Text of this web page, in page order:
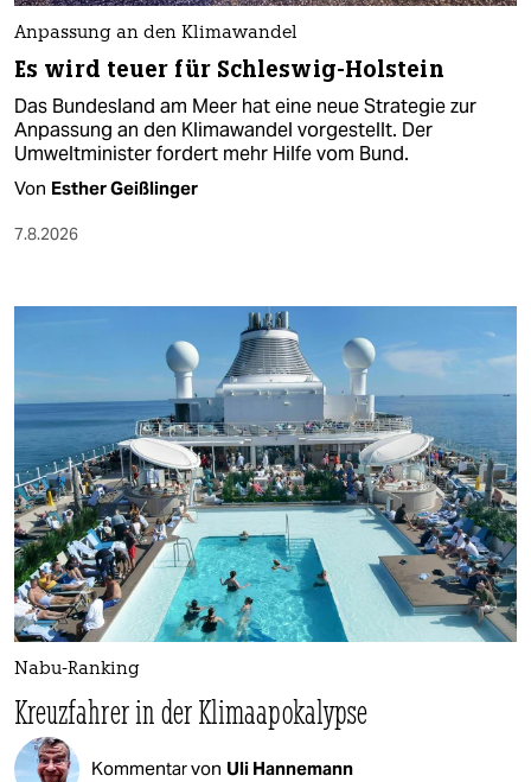
Anpassung an den Klimawandel
Es wird teuer für Schleswig-Holstein
Das Bundesland am Meer hat eine neue Strategie zur
Anpassung an den Klimawandel vorgestellt. Der
Umweltminister fordert mehr Hilfe vom Bund.
Von Esther Geißlinger
7.8.2026
Nabu-Ranking
Kreuzfahrer in der Klimaapokalypse
Kommentar von Uli Hannemann